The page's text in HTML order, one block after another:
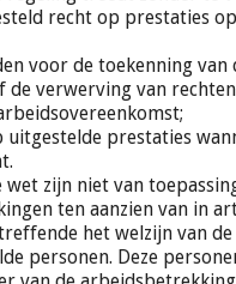
recht op prestaties
voor de toekenning van
de verwerving van
prestaties
zijn niet van
ten aanzien van in
het welzijn van
personen. Deze